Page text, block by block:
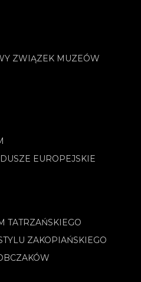
ZWIĄZEK MUZEÓW
EUROPEJSKIE
TATRZAŃSKIEGO
ZAKOPIAŃSKIEGO